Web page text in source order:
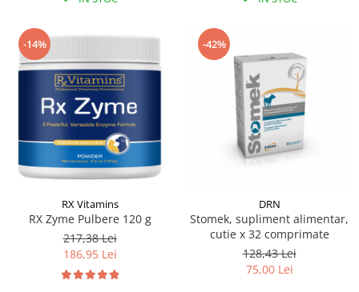
-14%
RX Vitamins
RX Zyme Pulbere 120 g
217,38 Lei
186,95 Lei
-42%
DRN
Stomek, supliment alimentar,
cutie x 32 comprimate
128,43 Lei
75,00 Lei